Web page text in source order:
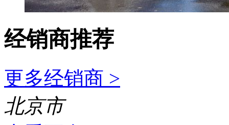
经销商推荐
更多经销商 >
北京市